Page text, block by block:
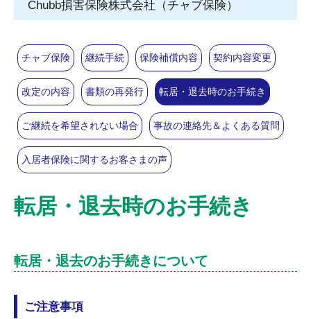
Chubb損害保険株式会社（チャブ保険）
チャブ保険 継続手続 保険補償内容 契約内容変更
改定の内容 書類の再発行 転居・退去時のお手続き
ご継続を希望されない場合 事故の連絡先＆よくある質問
入居者保険に関するお客さまの声
転居・退去時のお手続き
転居・退去のお手続きについて
ご注意事項